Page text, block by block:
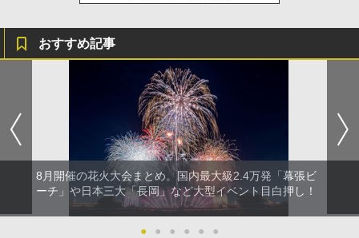
おすすめ記事
8月開催の花火大会まとめ。国内最大級2.4万発「幕張ビ
ーチ」や日本三大「長岡」など大型イベント目白押し！
● ● ● ● ● ●